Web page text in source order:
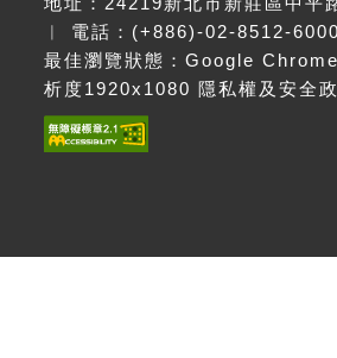
︱ 電話：(+886)-02-8512-6000
最佳瀏覽狀態：Google
析度1920x1080 隱私權及安全